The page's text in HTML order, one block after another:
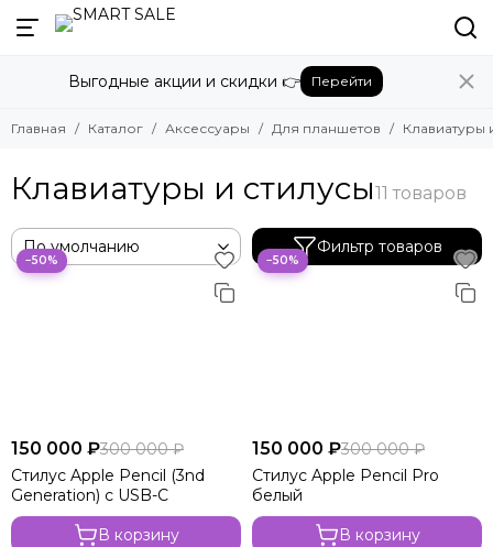
Назад
Аксессуары
Для планшетов
Назад
Для планшетов
Клавиатуры и стилусы
Трекеры
Выгодные акции и скидки 👉 Перейти
Главная Каталог Аксессуары Для планшетов Клавиатуры
Клавиатуры и стилусы
Фильтр товаров
−50%
150 000 ₽300 000 ₽
Стилус Apple Pencil (3nd
Generation) с USB-C
В корзину
−50%
150 000 ₽300 000 ₽
Стилус Apple Pencil Pro
белый
В корзину